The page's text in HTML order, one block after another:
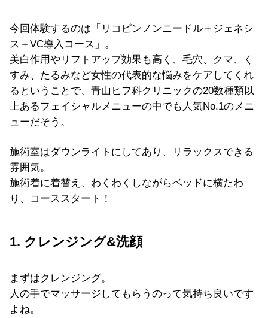
今回体験するのは「リコピンノンニードル＋ジェネシ
ス＋VC導入コース」。
美白作用やリフトアップ効果も高く、毛穴、クマ、く
すみ、たるみなど女性の代表的な悩みをケアしてくれ
るということで、青山ヒフ科クリニックの20数種類以
上あるフェイシャルメニューの中でも人気No.1のメニ
ューだそう。
施術室はダウンライトにしてあり、リラックスできる
雰囲気。
施術着に着替え、わくわくしながらベッドに横たわ
り、コーススタート！
1. クレンジング&洗顔
まずはクレンジング。
人の手でマッサージしてもらうのって気持ち良いです
よね。